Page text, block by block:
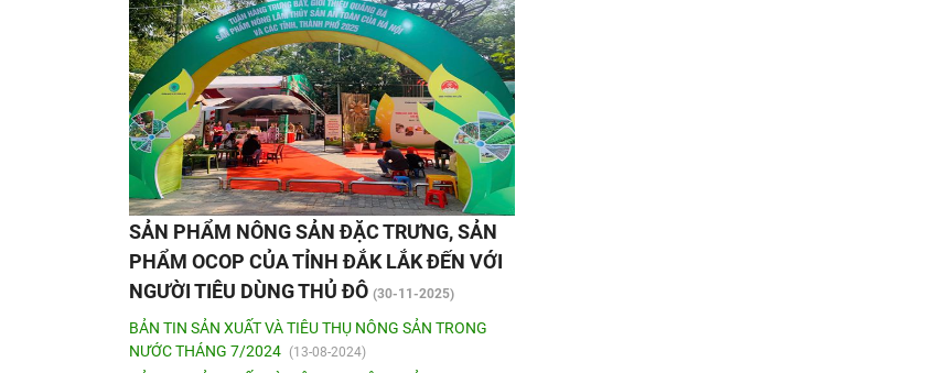
SẢN PHẨM NÔNG SẢN ĐẶC TRƯNG, SẢN
PHẨM OCOP CỦA TỈNH ĐẮK LẮK ĐẾN VỚI
NGƯỜI TIÊU DÙNG THỦ ĐÔ (30-11-2025)
BẢN TIN SẢN XUẤT VÀ TIÊU THỤ NÔNG SẢN TRONG
NƯỚC THÁNG 7/2024 (13-08-2024)